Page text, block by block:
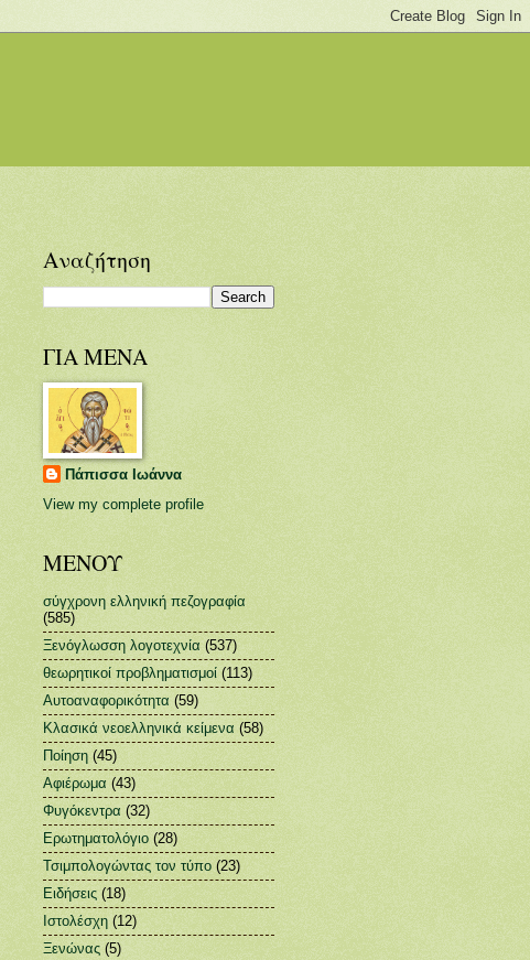
Αναζήτηση
ΓΙΑ ΜΕΝΑ
Πάπισσα Ιωάννα
View my complete profile
ΜΕΝΟΥ
σύγχρονη ελληνική πεζογραφία
(585)
Ξενόγλωσση λογοτεχνία (537)
θεωρητικοί προβληματισμοί (113)
Αυτοαναφορικότητα (59)
Κλασικά νεοελληνικά κείμενα (58)
Ποίηση (45)
Αφιέρωμα (43)
Φυγόκεντρα (32)
Ερωτηματολόγιο (28)
Τσιμπολογώντας τον τύπο (23)
Ειδήσεις (18)
Ιστολέσχη (12)
Ξενώνας (5)